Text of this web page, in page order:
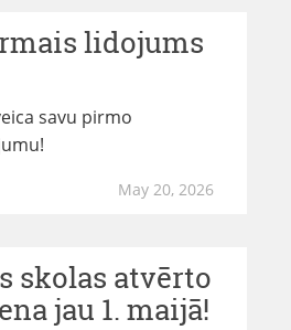
lidojums
savu pirmo
May 20, 2026
skolas atvērto
jau 1. maijā!